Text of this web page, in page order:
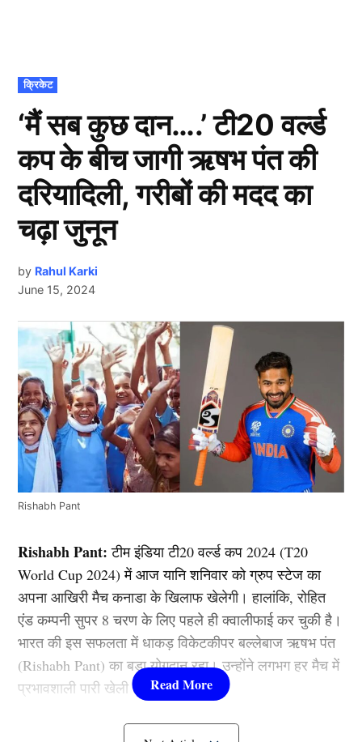
POSTED
IN
क्रिकेट
‘मैं सब कुछ दान….’ टी20 वर्ल्ड
कप के बीच जागी ऋषभ पंत की
दरियादिली, गरीबों की मदद का
चढ़ा जुनून
by Rahul Karki
June 15, 2024
Rishabh Pant
Rishabh Pant: टीम इंडिया टी20 वर्ल्ड कप 2024 (T20
World Cup 2024) में आज यानि शनिवार को ग्रुप स्टेज का
अपना आखिरी मैच कनाडा के खिलाफ खेलेगी। हालांकि, रोहित
एंड कम्पनी सुपर 8 चरण के लिए पहले ही क्वालीफाई कर चुकी है।
भारत की इस सफलता में धाकड़ विकेटकीपर बल्लेबाज ऋषभ पंत
(Rishabh Pant) का बड़ा योगदान रहा। उन्होंने लगभग हर मैच में
प्रभावशाली पारी खेली है।
मगर इसी बीच ऋषभ पंत के अंदर भलाई करने का जुनून भी जाग